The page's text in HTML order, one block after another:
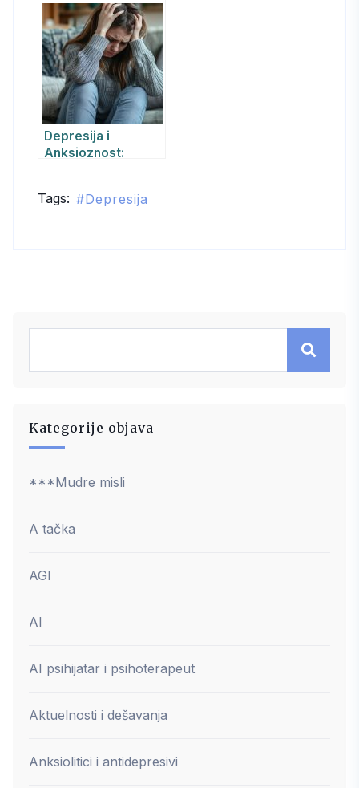
Depresija i
Anksioznost:
Lekovima
Tags: Depresija
Kategorije objava
***Mudre misli
A tačka
AGI
AI
AI psihijatar i psihoterapeut
Aktuelnosti i dešavanja
Anksiolitici i antidepresivi